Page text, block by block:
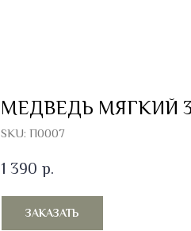
МЕДВЕДЬ МЯГКИЙ
SKU: П0007
1 390 р.
ЗАКАЗАТЬ